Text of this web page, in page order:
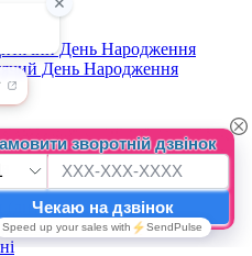
День Народження